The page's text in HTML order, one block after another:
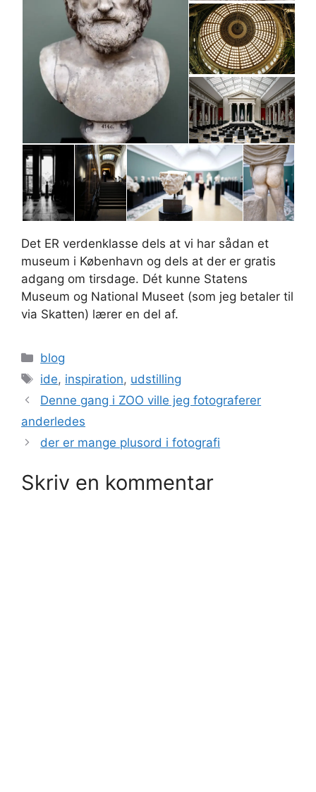
Det ER verdenklasse dels at vi har sådan et
museum i København og dels at der er gratis
adgang om tirsdage. Dét kunne Statens
Museum og National Museet (som jeg betaler til
via Skatten) lærer en del af.
Kategorier
blog
Tags
ide, inspiration, udstilling
Denne gang i ZOO ville jeg fotograferer
anderledes
der er mange plusord i fotografi
Skriv en kommentar